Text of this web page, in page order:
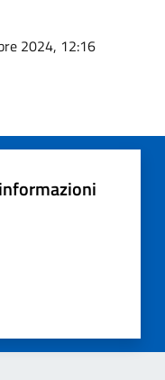
2024, 12:16